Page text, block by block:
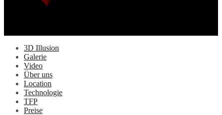
3D Illusion
Galerie
Video
Über uns
Location
Technologie
TFP
Preise